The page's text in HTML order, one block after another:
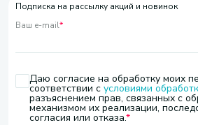
Подписка на рассылку акций и новинок
Ваш e-mail*
Даю согласие на обработку моих
соответствии с условиями
разъяснением прав, связанных с
механизмом их реализации,
согласия или отказа.